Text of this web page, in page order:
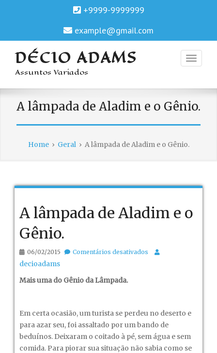
+9999-9999999
example@gmail.com
DÉCIO ADAMS
Assuntos Variados
A lâmpada de Aladim e o Gênio.
Home› Geral› A lâmpada de Aladim e o Gênio.
A lâmpada de Aladim e o
Gênio.
06/02/2015 Comentários desativados em
Gênio.
decioadams
Mais uma do Gênio da Lâmpada.
Em certa ocasião, um turista se perdeu no deserto e
para azar seu, foi assaltado por um bando de
beduínos. Deixaram o coitado à pé, sem água e sem
comida. Para piorar sua situação não sabia como se